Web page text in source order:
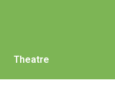
Theatre